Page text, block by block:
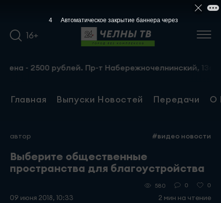
16+
рублей. Пр-т Набережночелнинский, 13а. Тел.: 8-
Главная Выпуски Новостей Передачи О
автор #видео новости
Выберите общественные
пространства для благоустройства
09 июня 2018, 10:33
580 0 0
2 мин на чтение
4 Автоматическое закрытие баннера через